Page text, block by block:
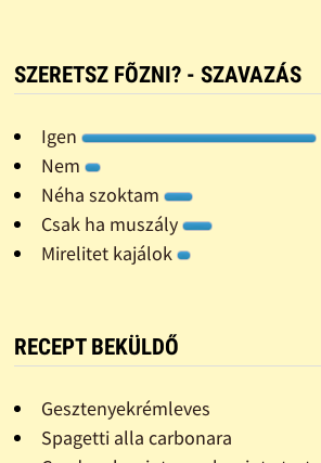
SZERETSZ FÕZNI? - SZAVAZÁS
Igen
Nem
Néha szoktam
Csak ha muszály
Mirelitet kajálok
RECEPT BEKÜLDŐ
Gesztenyekrémleves
Spagetti alla carbonara